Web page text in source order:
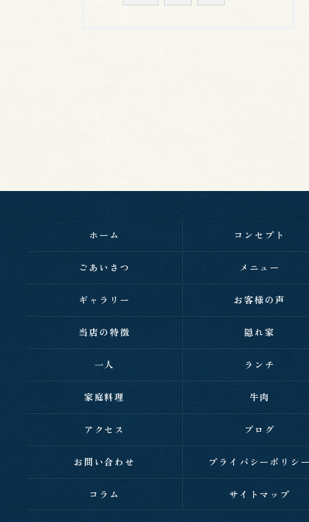
ホーム コンセプト
ごあいさつ メニュー
ギャラリー お客様の声
当店の特徴 隠れ家
一人 ランチ
家庭料理 牛肉
アクセス ブログ
お問い合わせ プライバシーポリシ
コラム サイトマップ